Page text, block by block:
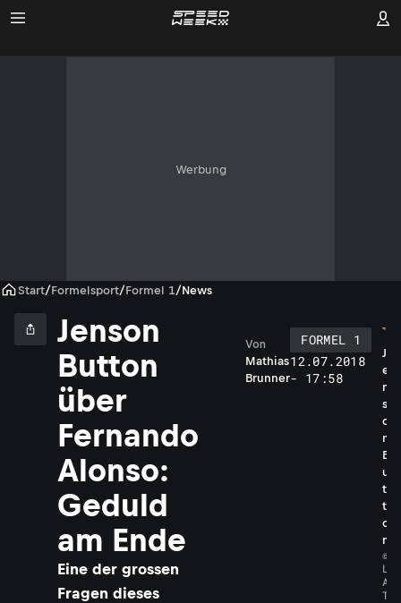
Werbung
Start/Formelsport/Formel 1/News
Jenson
Button
über
Fernando
Alonso:
Geduld
am Ende
​Eine der grossen
Fragen dieses
Mathias
Brunner
Von
FORMEL 1
12.07.2018
- 17:58
J
e
n
s
o
n
B
u
t
t
o
n
©
L
A
T